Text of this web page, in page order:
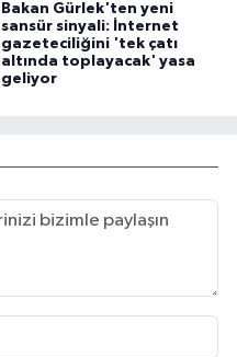
Bakan Gürlek'ten yeni
sansür sinyali: İnternet
gazeteciliğini 'tek çatı
altında toplayacak' yasa
geliyor